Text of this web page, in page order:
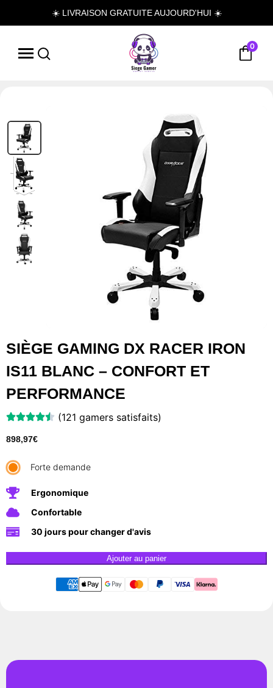
☀️ LIVRAISON GRATUITE AUJOURD'HUI ☀️
0
SIÈGE GAMING DX RACER IRON
IS11 BLANC – CONFORT ET
PERFORMANCE
(121 gamers satisfaits)
898,97€
Forte demande
Ergonomique
Confortable
30 jours pour changer d'avis
Ajouter au panier